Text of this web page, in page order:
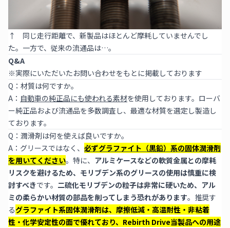
↑ 同じ走行距離で、新製品はほとんど摩耗していませんでし
た。一方で、従来の流通品は…。
Q&A
※実際にいただいたお問い合わせをもとに掲載しております
Q：材質は何ですか。
A： 自動車の純正品にも使われる素材を使用しております。ローバ
ー純正品および流通品を多数調査し、最適な材質を選定し製造し
ております。
Q：潤滑剤は何を使えば良いですか。
A：グリースではなく、 必ずグラファイト（黒鉛）系の固体潤滑剤
を用いてください。特に、 アルミケースなどの軟質金属との摩耗
リスクを避けるため、モリブデン系のグリースの使用は慎重に検
討すべきです。 二硫化モリブデンの粒子は非常に硬いため、アル
ミの柔らかい材質の部品を削ってしまう恐れがあります。推奨す
るグラファイト系固体潤滑剤は、摩擦低減・高温耐性・非粘着
性・化学安定性の面で優れており、Rebirth Drive当製品への用途